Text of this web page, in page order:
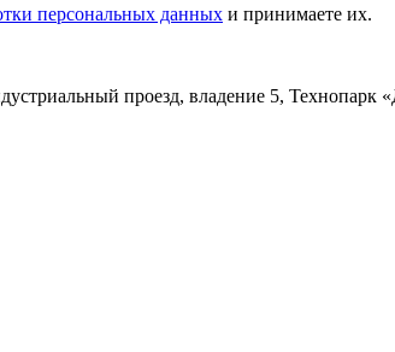
персональных данных и принимаете их.
проезд, владение 5, Технопарк